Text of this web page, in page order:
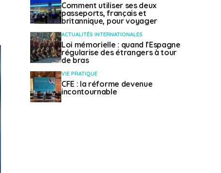
Comment utiliser ses deux
passeports, français et
britannique, pour voyager
ACTUALITÉS INTERNATIONALES
Loi mémorielle : quand l’Espagne
régularise des étrangers à tour
de bras
VIE PRATIQUE
CFE : la réforme devenue
incontournable